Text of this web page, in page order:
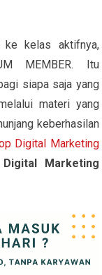
ke kelas aktifnya,
MEMBER. Itu
siapa saja yang
materi yang
keberhasilan
Digital Marketing
Marketing